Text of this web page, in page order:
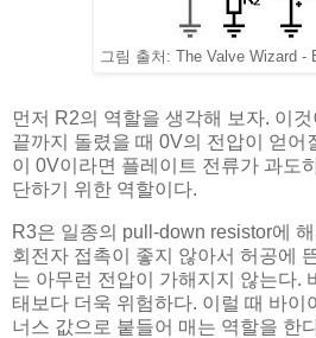
그림 출처: The Valve Wizard -
먼저 R2의 역할을 생각해 보자. 이
끝까지 돌렸을 때 0V의 전압이 얻어
이 0V이라면 플레이트 전류가 과도
단하기 위한 역할이다.
R3은 일종의 pull-down resistor에
회전자 접촉이 좋지 않아서 허공에
는 아무런 전압이 가해지지 않는다.
태보다 더욱 위험하다. 이럴 때 바이
너스 값으로 붙들어 매는 역할을 한